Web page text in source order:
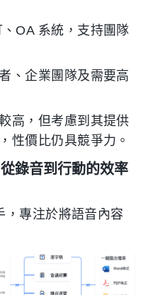
OA 系統，支持團隊
、企業團隊及需要高
高，但考慮到其提供
性價比仍具競爭力。
錄音到行動的效率
，專注於將語音內容